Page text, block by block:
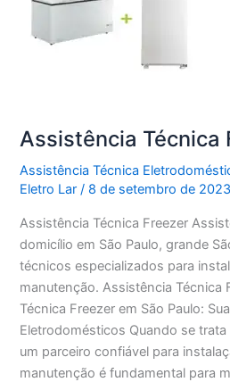
Assistência Técnica
Assistência Técnica
Eletro Lar/ 8 de setembro de 2023
Assistência Técnica Freezer
domicílio em São Paulo, grande
técnicos especializados para
manutenção. Assistência Técnica
Técnica Freezer em São Paulo:
Eletrodomésticos Quando se
um parceiro confiável para
manutenção é fundamental para